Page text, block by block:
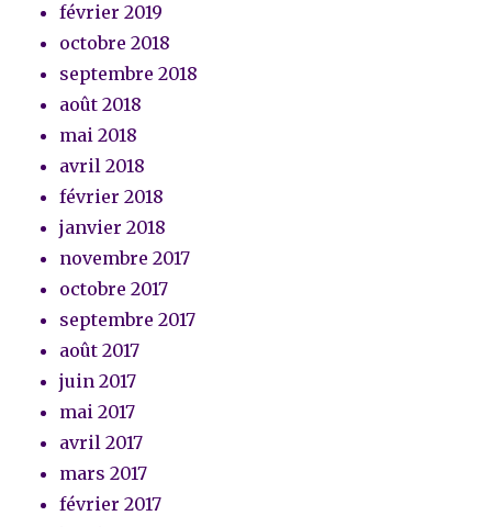
février 2019
octobre 2018
septembre 2018
août 2018
mai 2018
avril 2018
février 2018
janvier 2018
novembre 2017
octobre 2017
septembre 2017
août 2017
juin 2017
mai 2017
avril 2017
mars 2017
février 2017